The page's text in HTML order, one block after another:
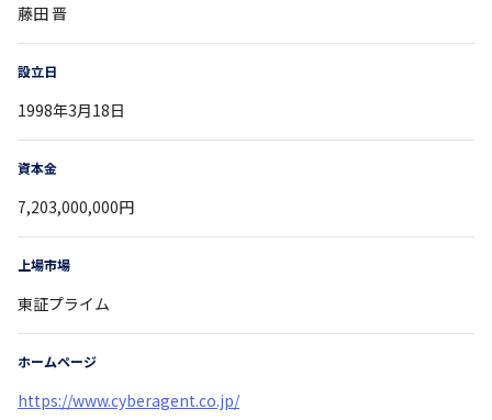
藤田 晋
設立日
1998年3月18日
資本金
7,203,000,000円
上場市場
東証プライム
ホームページ
https://www.cyberagent.co.jp/